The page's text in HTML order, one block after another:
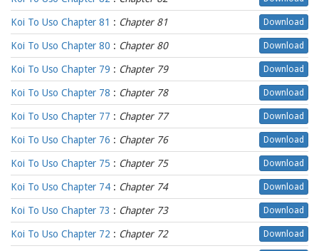
Koi To Uso Chapter 81 : Chapter 81 Download
Koi To Uso Chapter 80 : Chapter 80 Download
Koi To Uso Chapter 79 : Chapter 79 Download
Koi To Uso Chapter 78 : Chapter 78 Download
Koi To Uso Chapter 77 : Chapter 77 Download
Koi To Uso Chapter 76 : Chapter 76 Download
Koi To Uso Chapter 75 : Chapter 75 Download
Koi To Uso Chapter 74 : Chapter 74 Download
Koi To Uso Chapter 73 : Chapter 73 Download
Koi To Uso Chapter 72 : Chapter 72 Download